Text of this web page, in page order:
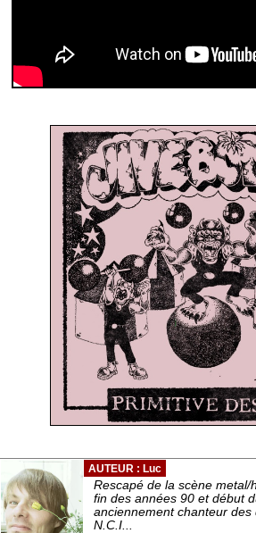
AUTEUR : Luc
Rescapé de la scène metal/
fin des années 90 et début
anciennement chanteur des
N.C.I...